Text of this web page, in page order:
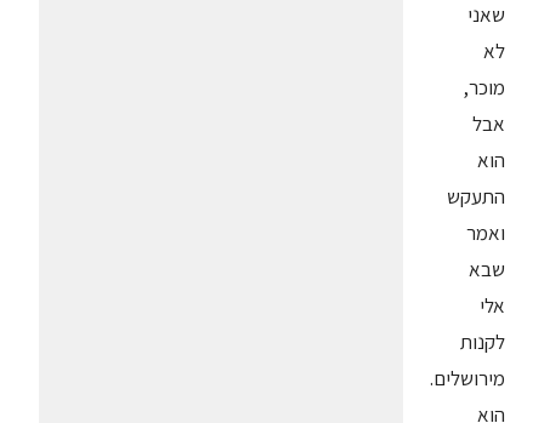
שאני
לא
מוכר,
אבל
הוא
התעקש
ואמר
שבא
אלי
לקנות
מירושלים.
הוא